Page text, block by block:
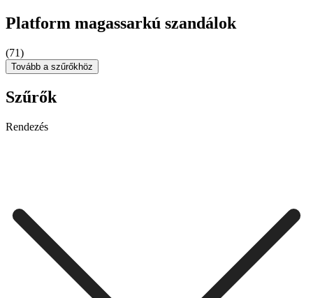
Platform magassarkú szandálok
(71)
Tovább a szűrőkhöz
Szűrők
Rendezés